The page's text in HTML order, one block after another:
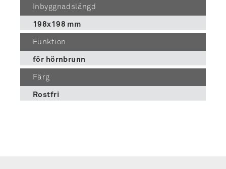
Inbyggnadslängd
198x198 mm
Funktion
för hörnbrunn
Färg
Rostfri